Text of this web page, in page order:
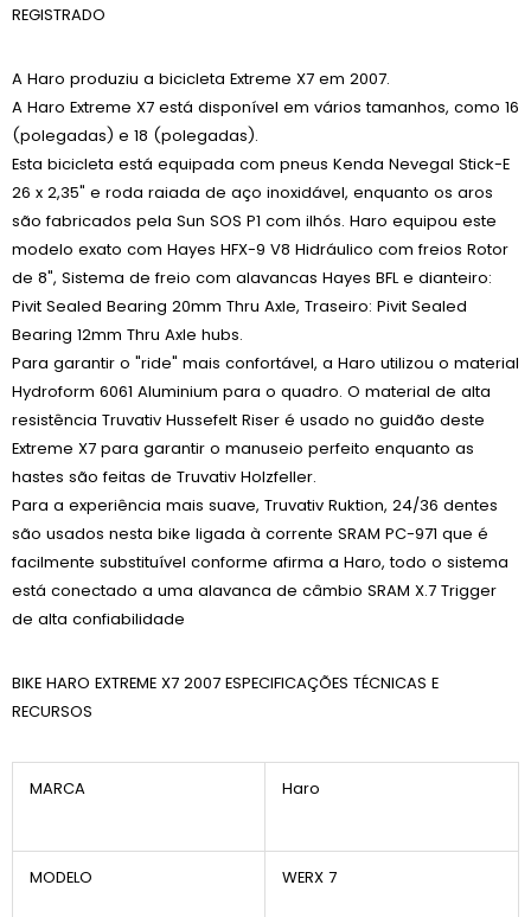
REGISTRADO
A Haro produziu a bicicleta Extreme X7 em 2007.
A Haro Extreme X7 está disponível em vários tamanhos, como 16
(polegadas) e 18 (polegadas).
Esta bicicleta está equipada com pneus Kenda Nevegal Stick-E
26 x 2,35" e roda raiada de aço inoxidável, enquanto os aros
são fabricados pela Sun SOS P1 com ilhós. Haro equipou este
modelo exato com Hayes HFX-9 V8 Hidráulico com freios Rotor
de 8", Sistema de freio com alavancas Hayes BFL e dianteiro:
Pivit Sealed Bearing 20mm Thru Axle, Traseiro: Pivit Sealed
Bearing 12mm Thru Axle hubs.
Para garantir o "ride" mais confortável, a Haro utilizou o material
Hydroform 6061 Aluminium para o quadro. O material de alta
resistência Truvativ Hussefelt Riser é usado no guidão deste
Extreme X7 para garantir o manuseio perfeito enquanto as
hastes são feitas de Truvativ Holzfeller.
Para a experiência mais suave, Truvativ Ruktion, 24/36 dentes
são usados nesta bike ligada à corrente SRAM PC-971 que é
facilmente substituível conforme afirma a Haro, todo o sistema
está conectado a uma alavanca de câmbio SRAM X.7 Trigger
de alta confiabilidade
BIKE HARO EXTREME X7 2007 ESPECIFICAÇÕES TÉCNICAS E
RECURSOS
MARCA Haro
MODELO WERX 7